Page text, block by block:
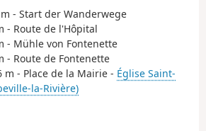
- Start der Wanderwege
- Route de l'Hôpital
- Mühle von Fontenette
- Route de Fontenette
m - Place de la Mairie - Église Saint-
la-Rivière)